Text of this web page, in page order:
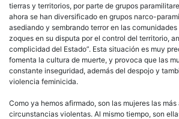
tierras y territorios, por parte de grupos
ahora se han diversificado en grupos narco-
asediando y sembrando terror en las
zoques en su disputa por el control del territorio,
complicidad del Estado”. Esta situación es muy
fomenta la cultura de muerte, y provoca que las
constante inseguridad, además del despojo y
violencia feminicida.
Como ya hemos afirmado, son las mujeres las
circunstancias violentas. Al mismo tiempo, son